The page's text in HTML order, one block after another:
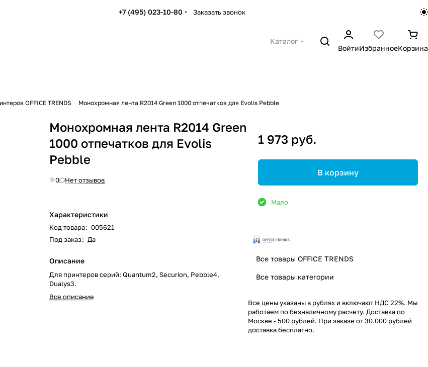
+7 (495) 023-10-80 Заказать звонок
Каталог
ВойтиИзбранноеКорзина
OFFICE TRENDS Монохромная лента R2014 Green 1000 отпечатков для Evolis Pebble
Монохромная лента R2014 Green
1000 отпечатков для Evolis
Pebble
0 Нет отзывов
Характеристики
Код товара: 005621
Под заказ: Да
Описание
Для принтеров серий: Quantum2, Securion, Pebble4,
Dualys3.
Все описание
1 973 руб.
В корзину
Мало
Все товары OFFICE TRENDS
Все товары категории
Все цены указаны в рублях и включают НДС 22%. Мы
работаем по безналичному расчету. Доставка по
Москве - 500 рублей. При заказе от 30.000 рублей
доставка бесплатно.